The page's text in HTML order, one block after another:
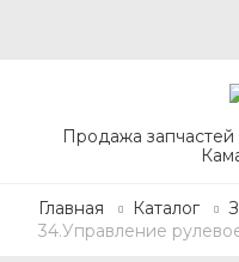
Продажа
Главная Каталог
34.Управление